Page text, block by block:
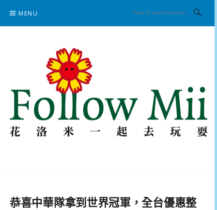
content
MENU
恭喜中華隊拿到世界冠軍，全台優惠整